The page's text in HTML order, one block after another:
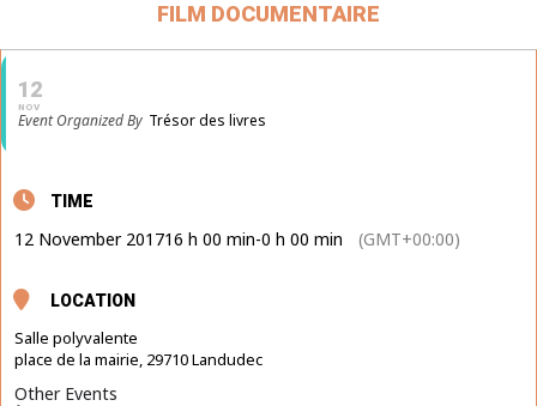
FILM DOCUMENTAIRE
12
NOV
Event Organized By Trésor des livres
TIME
12 November 201716 h 00 min-0 h 00 min (GMT+00:00)
LOCATION
Salle polyvalente
place de la mairie, 29710 Landudec
Other Events